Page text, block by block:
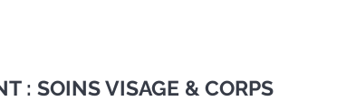
: SOINS VISAGE & CORPS